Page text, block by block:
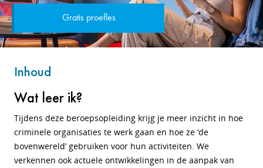
Gratis proefles
Inhoud
Wat leer ik?
Tijdens deze beroepsopleiding krijg je meer inzicht in hoe
criminele organisaties te werk gaan en hoe ze ‘de
bovenwereld’ gebruiken voor hun activiteiten. We
verkennen ook actuele ontwikkelingen in de aanpak van